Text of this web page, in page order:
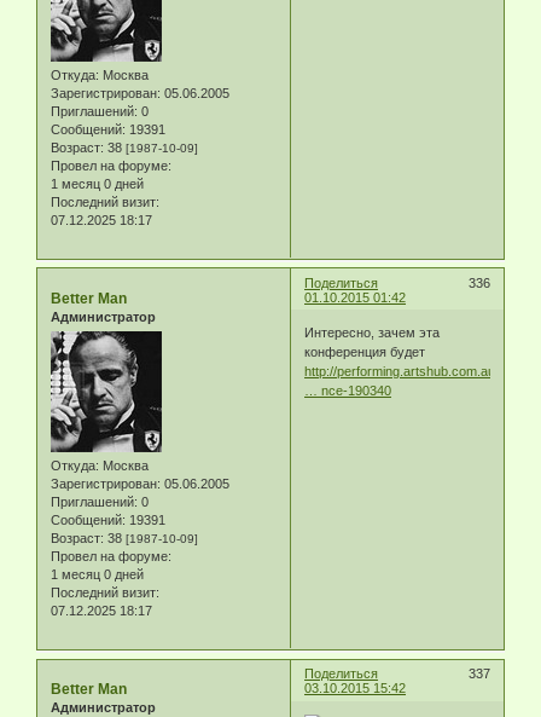
Откуда: Москва
Зарегистрирован: 05.06.2005
Приглашений: 0
Сообщений: 19391
Возраст: 38 [1987-10-09]
Провел на форуме:
1 месяц 0 дней
Последний визит:
07.12.2025 18:17
Поделиться
336
01.10.2015 01:42
Better Man
Администратор
Откуда: Москва
Зарегистрирован: 05.06.2005
Приглашений: 0
Сообщений: 19391
Возраст: 38 [1987-10-09]
Провел на форуме:
1 месяц 0 дней
Последний визит:
07.12.2025 18:17
Интересно, зачем эта
конференция будет
http://performing.artshub.com.au/whats-
… nce-190340
Поделиться
337
03.10.2015 15:42
Better Man
Администратор